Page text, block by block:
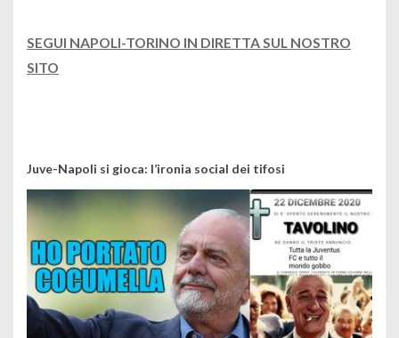
SEGUI NAPOLI-TORINO IN DIRETTA SUL NOSTRO
SITO
Juve-Napoli si gioca: l’ironia social dei tifosi